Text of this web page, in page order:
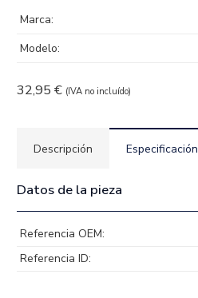
32,95 € (IVA no incluído)
Marca:
Modelo:
Descripción Especificación
Datos de la pieza
Referencia OEM:
Referencia ID: